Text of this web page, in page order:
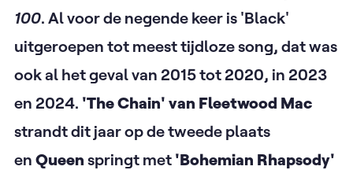
100. Al voor de negende keer is 'Black'
uitgeroepen tot meest tijdloze song, dat was
ook al het geval van 2015 tot 2020, in 2023
en 2024. 'The Chain' van Fleetwood Mac
strandt dit jaar op de tweede plaats
en Queen springt met 'Bohemian Rhapsody'